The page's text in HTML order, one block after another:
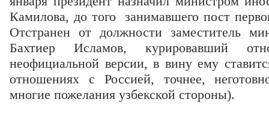
Камилова, до того занимавшего пост
Отстранен от должности заместитель
Бахтиер Исламов, курировавший
неофициальной версии, в вину ему
отношениях с Россией, точнее,
многие пожелания узбекской стороны).